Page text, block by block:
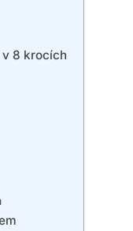
v 8 krocích